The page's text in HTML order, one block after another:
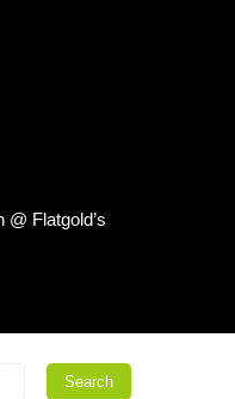
@ Flatgold’s